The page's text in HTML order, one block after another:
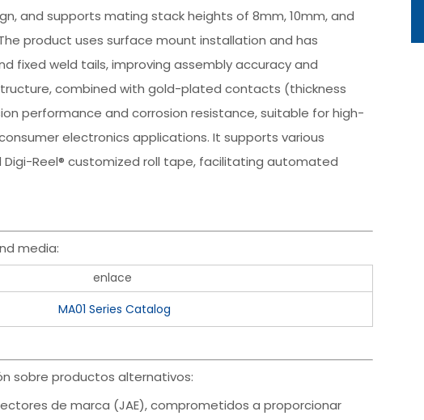
and supports mating stack heights of 8mm, 10mm, and
product uses surface mount installation and has
fixed weld tails, improving assembly accuracy and
combined with gold-plated contacts (thickness
performance and corrosion resistance, suitable for high-
electronics applications. It supports various
Reel® customized roll tape, facilitating automated
media:
enlace
MA01 Series Catalog
sobre productos alternativos:
de marca (JAE), comprometidos a proporcionar